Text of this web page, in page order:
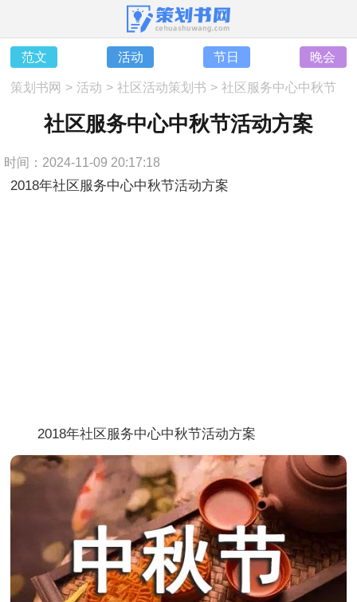
范文 活动 节日 晚会
策划书网 > 活动 > 社区活动策划书 > 社区服务中心中秋节
活动方案
社区服务中心中秋节活动方案
时间：2024-11-09 20:17:18
2018年社区服务中心中秋节活动方案
2018年社区服务中心中秋节活动方案